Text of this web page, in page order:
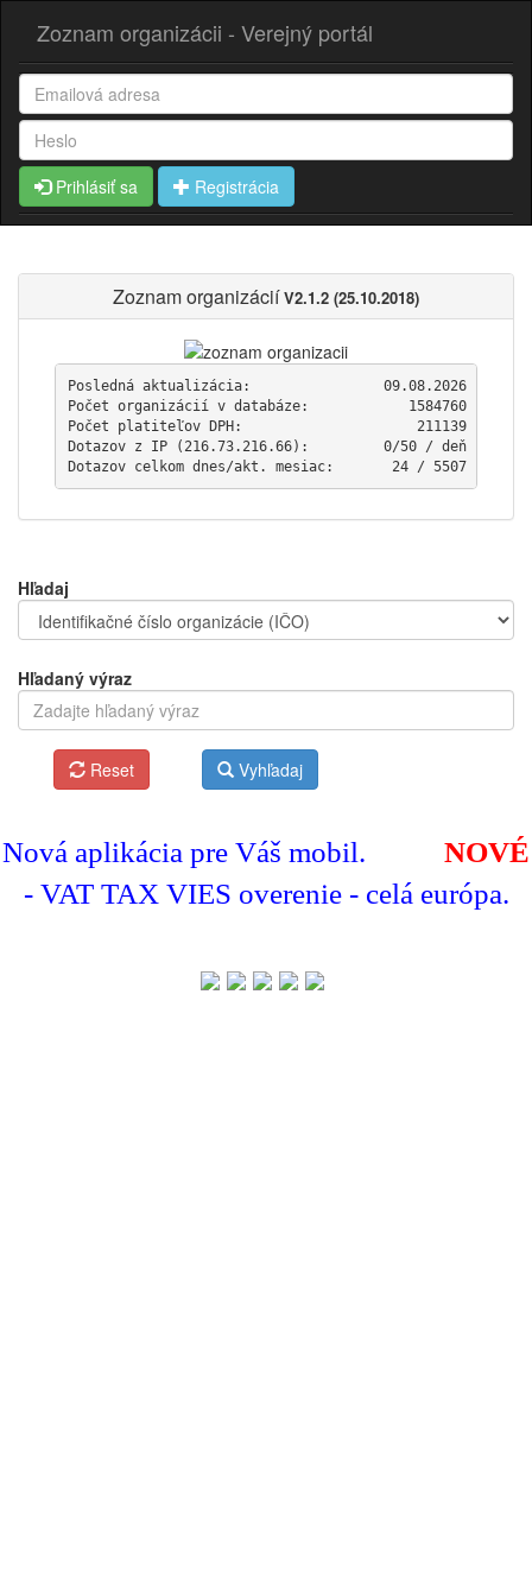
Zoznam organizácii - Verejný portál
Prihlásiť sa Registrácia
Zoznam organizáciíV2.1.2 (25.10.2018)
Posledná aktualizácia:                09.08.2026
Počet organizácií v databáze:            1584760
Počet platiteľov DPH:                     211139
Dotazov z IP (216.73.216.66):         0/50 / deň
Dotazov celkom dnes/akt. mesiac:       24 / 5507
Hľadaj
Hľadaný výraz
Reset Vyhľadaj
Nová aplikácia pre Váš mobil.
NOVÉ
- VAT TAX VIES overenie - celá európa.